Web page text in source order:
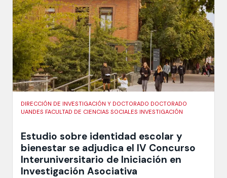
DIRECCIÓN DE INVESTIGACIÓN Y DOCTORADO DOCTORADO
UANDES FACULTAD DE CIENCIAS SOCIALES INVESTIGACIÓN
Estudio sobre identidad escolar y
bienestar se adjudica el IV Concurso
Interuniversitario de Iniciación en
Investigación Asociativa